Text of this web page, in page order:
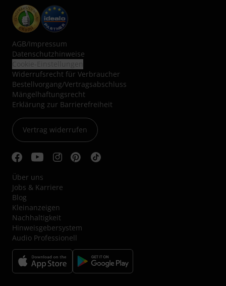
AGB/Impressum
Datenschutzhinweise
Widerrufsrecht für Verbraucher
Bestellvorgang/Vertragsabschluss
Mängelhaftungsrecht
Erklärung zur Barrierefreiheit
Vertrag widerrufen
Über uns
Jobs & Karriere
Blog
Kleinanzeigen
Nachhaltigkeit
Hinweisgebersystem
Audio Professionell